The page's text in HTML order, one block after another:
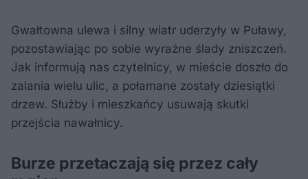
Gwałtowna ulewa i silny wiatr uderzyły w Puławy,
pozostawiając po sobie wyraźne ślady zniszczeń.
Jak informują nas czytelnicy, w mieście doszło do
zalania wielu ulic, a połamane zostały dziesiątki
drzew. Służby i mieszkańcy usuwają skutki
przejścia nawałnicy.
Burze przetaczają się przez cały